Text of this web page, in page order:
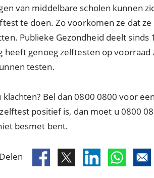
van middelbare scholen kunnen
te doen. Zo voorkomen ze dat
Publieke Gezondheid deelt
heeft genoeg zelftesten op
testen.
klachten? Bel dan 0800 0800 voor
positief is, dan moet u 0800
besmet bent.